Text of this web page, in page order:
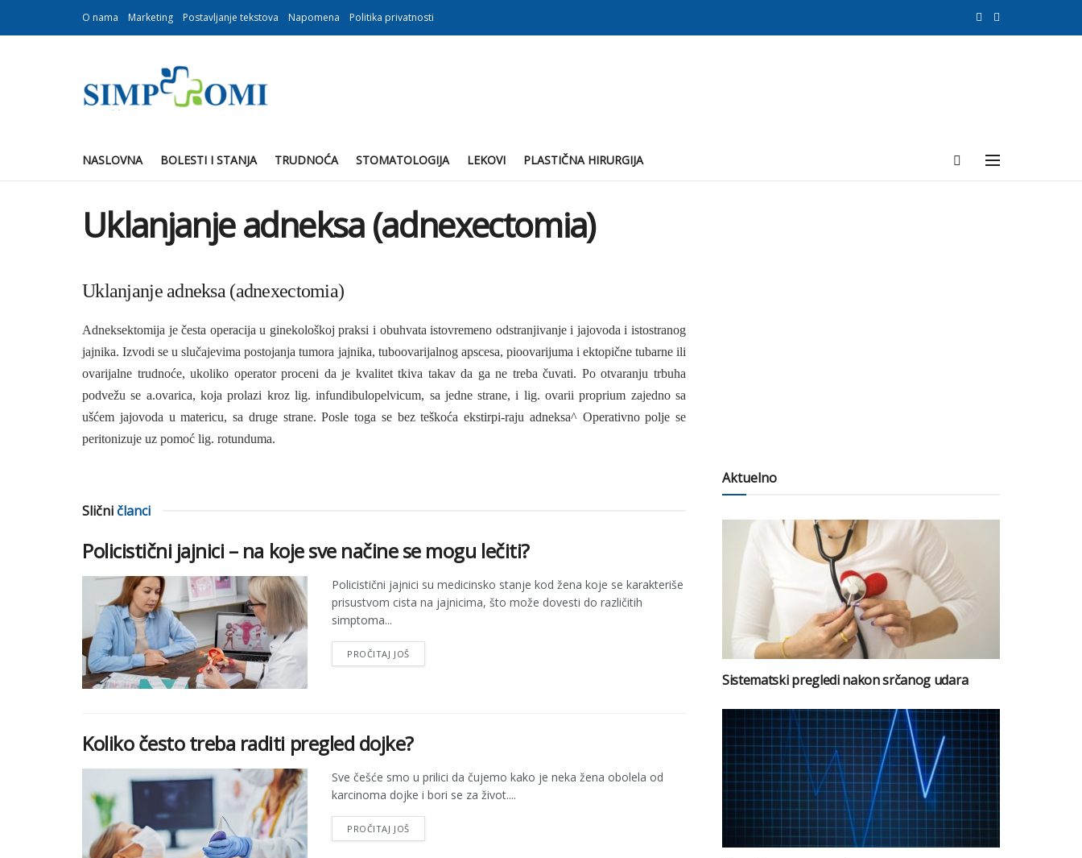
O nama Marketing Postavljanje tekstova Napomena Politika privatnosti
NASLOVNA BOLESTI I STANJA TRUDNOĆA STOMATOLOGIJA LEKOVI PLASTIČNA HIRURGIJA
Uklanjanje adneksa (adnexectomia)
Uklanjanje adneksa (adnexectomia)
Adnekse­ktomija je česta operacija u ginekološkoj praksi i obuhvata istovremeno odstranjivanje i jajovoda i istostranog
jajnika. Izvodi se u slučajevima posto­janja tumora jajnika, tuboovarijalnog apscesa, pioovarijuma i ektopične tubarne ili
ovarijalne trudnoće, ukoliko operator proceni da je kvalitet tkiva takav da ga ne treba čuvati. Po otvaranju trbuha
podvežu se a.ovarica, koja prolazi kroz lig. infundibulopelvicum, sa jedne strane, i lig. ovarii proprium zajedno sa
ušćem jajovoda u matericu, sa druge strane. Posle toga se bez teškoća ekstirpi-raju adneksa^ Operativno polje se
peritonizuje uz pomoć lig. rotunduma.
Slični članci
Policistični jajnici – na koje sve načine se mogu lečiti?
Policistični jajnici su medicinsko stanje kod žena koje se karakteriše
prisustvom cista na jajnicima, što može dovesti do različitih
simptoma...
PROČITAJ JOŠ
Koliko često treba raditi pregled dojke?
Sve češće smo u prilici da čujemo kako je neka žena obolela od
karcinoma dojke i bori se za život....
PROČITAJ JOŠ
Aktuelno
Sistematski pregledi nakon srčanog udara